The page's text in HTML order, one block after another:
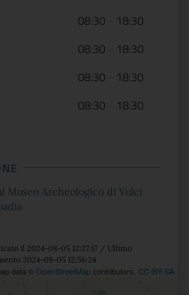
08:30 18:30
08:30 18:30
08:30 18:30
08:30 18:30
Museo Archeologico di Vulci
il 2024-08-05 12:27:17 / Ultimo
2024-08-05 12:56:24
data © OpenStreetMapcontributors, CC-BY-SA